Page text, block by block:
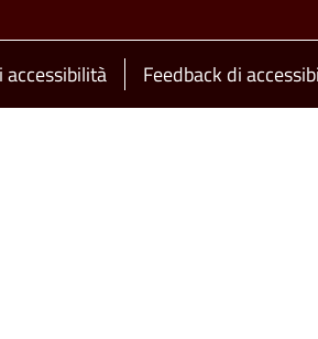
accessibilità Feedback di